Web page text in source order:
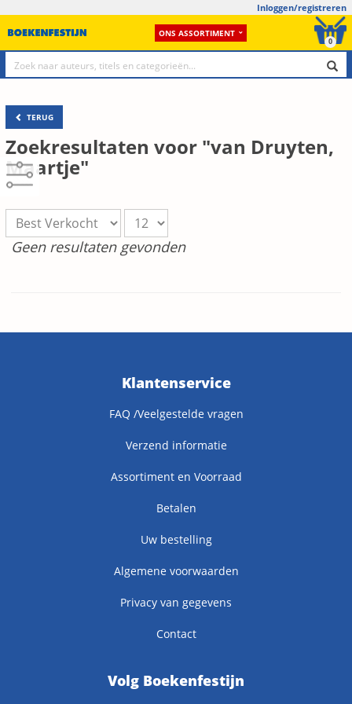
Inloggen/registreren
ONS ASSORTIMENT
0
TERUG
Zoekresultaten voor "van Druyten,
Maartje"
Geen resultaten gevonden
Klantenservice
FAQ /Veelgestelde vragen
Verzend informatie
Assortiment en Voorraad
Betalen
Uw bestelling
Algemene voorwaarden
Privacy van gegevens
Contact
Volg Boekenfestijn